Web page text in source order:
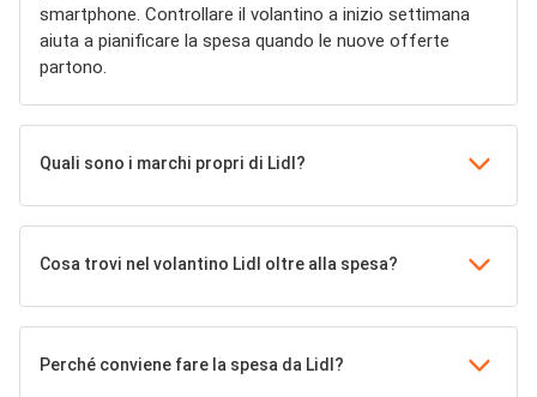
smartphone. Controllare il volantino a inizio settimana
aiuta a pianificare la spesa quando le nuove offerte
partono.
Quali sono i marchi propri di Lidl?
Cosa trovi nel volantino Lidl oltre alla spesa?
Perché conviene fare la spesa da Lidl?